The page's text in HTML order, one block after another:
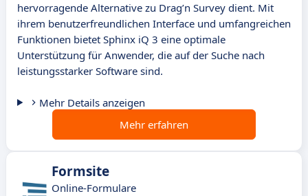
hervorragende Alternative zu Drag’n Survey dient. Mit
ihrem benutzerfreundlichen Interface und umfangreichen
Funktionen bietet Sphinx iQ 3 eine optimale
Unterstützung für Anwender, die auf der Suche nach
leistungsstarker Software sind.
Mehr Details anzeigen
Mehr erfahren
Formsite
Online-Formulare